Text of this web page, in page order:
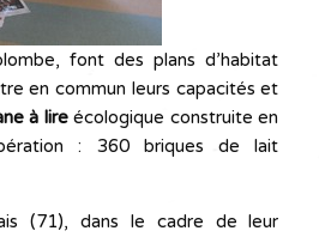
font des plans d’habitat
en commun leurs capacités et
à lireécologique construite en
: 360 briques de lait
(71), dans le cadre de leur